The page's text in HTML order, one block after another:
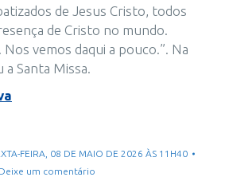
de Jesus Cristo, todos
de Cristo no mundo.
vemos daqui a pouco.”. Na
a Santa Missa.
FEIRA, 08 DE MAIO DE 2026 ÀS 11H40
Deixe um comentário